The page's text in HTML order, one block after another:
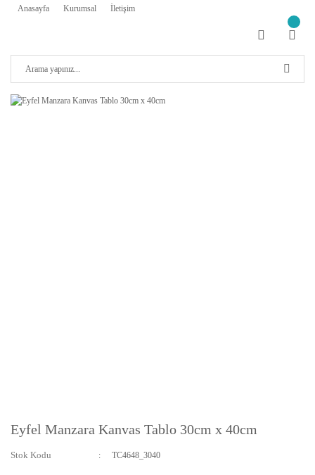
Anasayfa Kurumsal İletişim
Eyfel Manzara Kanvas Tablo 30cm x 40cm
Stok Kodu TC4648_3040